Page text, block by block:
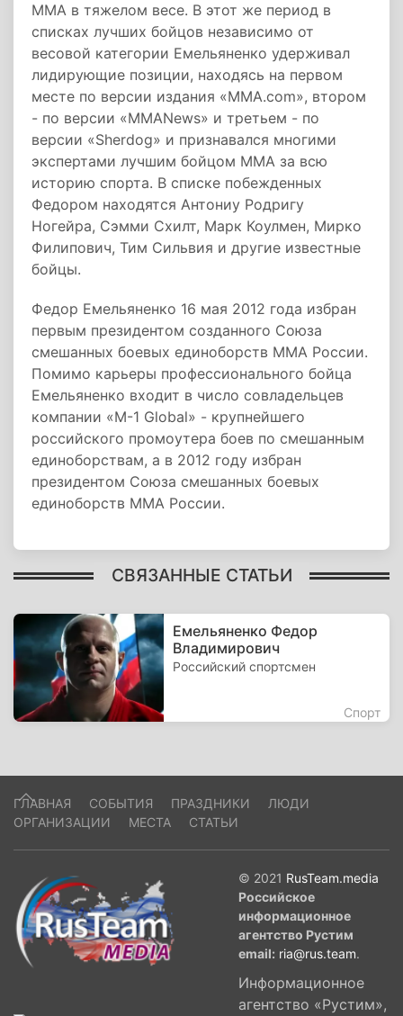
ММА в тяжелом весе. В этот же период в
списках лучших бойцов независимо от
весовой категории Емельяненко удерживал
лидирующие позиции, находясь на первом
месте по версии издания «MMA.com», втором
- по версии «MMANews» и третьем - по
версии «Sherdog» и признавался многими
экспертами лучшим бойцом ММА за всю
историю спорта. В списке побежденных
Федором находятся Антониу Родригу
Ногейра, Сэмми Схилт, Марк Коулмен, Мирко
Филипович, Тим Сильвия и другие известные
бойцы.
Федор Емельяненко 16 мая 2012 года избран
первым президентом созданного Союза
смешанных боевых единоборств ММА России.
Помимо карьеры профессионального бойца
Емельяненко входит в число совладельцев
компании «M-1 Global» - крупнейшего
российского промоутера боев по смешанным
единоборствам, а в 2012 году избран
президентом Союза смешанных боевых
единоборств ММА России.
СВЯЗАННЫЕ СТАТЬИ
Емельяненко Федор
Владимирович
Российский спортсмен
Спорт
ГЛАВНАЯ СОБЫТИЯ ПРАЗДНИКИ
ЛЮДИ
ОРГАНИЗАЦИИ
МЕСТА СТАТЬИ
© 2021 RusTeam.media
Российское
информационное
агентство Рустим
email: ria@rus.team.
Информационное
агентство «Рустим»,